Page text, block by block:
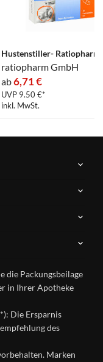
ratiopharm GmbH
ab6,71 €
UVP 9.50 €*
inkl. MwSt.
die Packungsbeilage
in Ihrer Apotheke
Die Ersparnis
des
Marken